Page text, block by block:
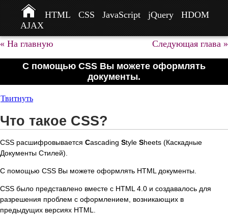
HTML CSS JavaScript jQuery
HDOM
AJAX
« На главную
Следующая глава »
С помощью CSS Вы можете оформлять
документы.
Твитнуть
Что такое CSS?
CSS расшифровывается Cascading Style Sheets (Каскадные
Документы Стилей).
С помощью CSS Вы можете оформлять HTML документы.
CSS было представлено вместе с HTML 4.0 и создавалось для
разрешения проблем с оформлением, возникающих в
предыдущих версиях HTML.